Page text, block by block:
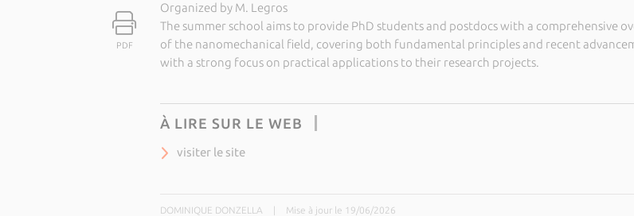
PDF
Organized by M. Legros
The summer school aims to provide PhD students and postdocs with a comprehensive
of the nanomechanical field, covering both fundamental principles and recent
with a strong focus on practical applications to their research projects.
À LIRE SUR LE WEB
visiter le site
DOMINIQUE DONZELLA Mise à jour le 19/06/2026